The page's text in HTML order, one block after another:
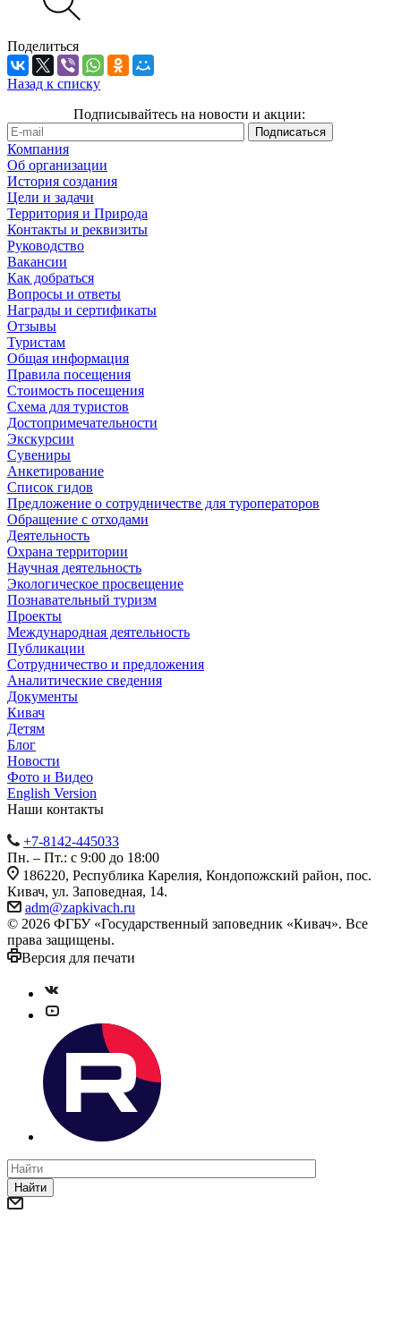
Поделиться
Назад к списку
Подписывайтесь на новости и акции:
Компания
Об организации
История создания
Цели и задачи
Территория и Природа
Контакты и реквизиты
Руководство
Вакансии
Как добраться
Вопросы и ответы
Награды и сертификаты
Отзывы
Туристам
Общая информация
Правила посещения
Стоимость посещения
Схема для туристов
Достопримечательности
Экскурсии
Сувениры
Анкетирование
Список гидов
Предложение о сотрудничестве для туроператоров
Обращение с отходами
Деятельность
Охрана территории
Научная деятельность
Экологическое просвещение
Познавательный туризм
Проекты
Международная деятельность
Публикации
Сотрудничество и предложения
Аналитические сведения
Документы
Кивач
Детям
Блог
Новости
Фото и Видео
English Version
Наши контакты
+7-8142-445033
Пн. – Пт.: с 9:00 до 18:00
186220, Республика Карелия, Кондопожский район, пос.
Кивач, ул. Заповедная, 14.
adm@zapkivach.ru
© 2026 ФГБУ «Государственный заповедник «Кивач». Все
права защищены.
Версия для печати
Найти